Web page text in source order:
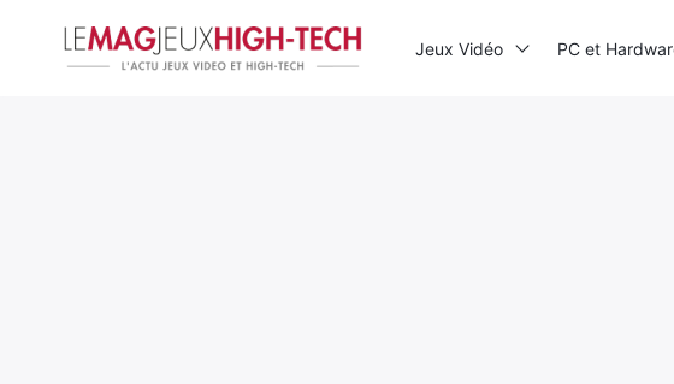
Jeux Vidéo PC et